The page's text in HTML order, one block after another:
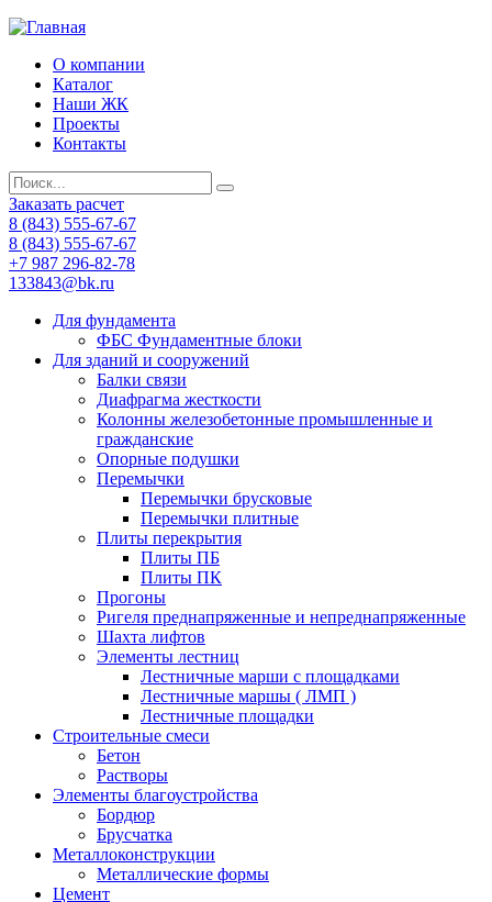
О компании
Каталог
Наши ЖК
Проекты
Контакты
Заказать расчет
8 (843) 555-67-67
8 (843) 555-67-67
+7 987 296-82-78
133843@bk.ru
Для фундамента
ФБС Фундаментные блоки
Для зданий и сооружений
Балки связи
Диафрагма жесткости
Колонны железобетонные промышленные и
гражданские
Опорные подушки
Перемычки
Перемычки брусковые
Перемычки плитные
Плиты перекрытия
Плиты ПБ
Плиты ПК
Прогоны
Ригеля преднапряженные и непреднапряженные
Шахта лифтов
Элементы лестниц
Лестничные марши с площадками
Лестничные маршы ( ЛМП )
Лестничные площадки
Строительные смеси
Бетон
Растворы
Элементы благоустройства
Бордюр
Брусчатка
Металлоконструкции
Металлические формы
Цемент